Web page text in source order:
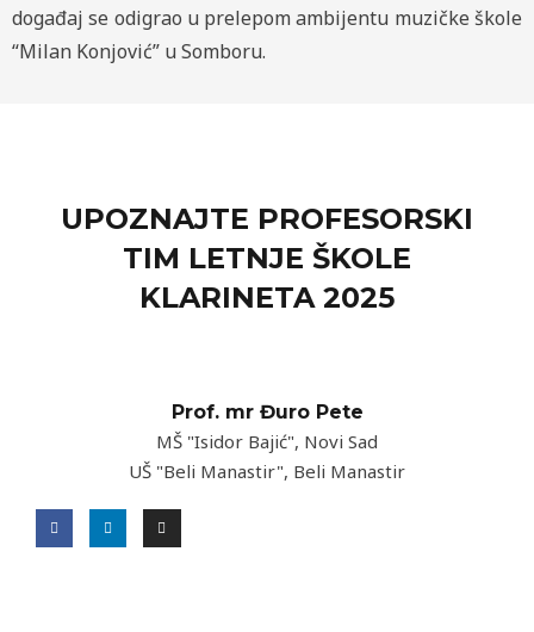
događaj se odigrao u prelepom ambijentu muzičke škole
“Milan Konjović” u Somboru.
UPOZNAJTE PROFESORSKI
TIM LETNJE ŠKOLE
KLARINETA 2025
Prof. mr Đuro Pete
MŠ "Isidor Bajić", Novi Sad
UŠ "Beli Manastir", Beli Manastir